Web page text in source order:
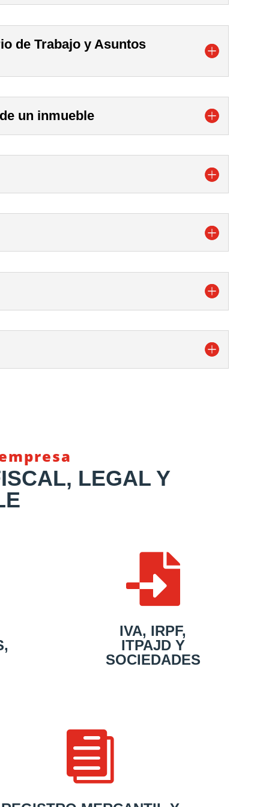
de Trabajo y Asuntos
un inmueble
LEGAL Y

IVA, IRPF,
ITPAJD Y
SOCIEDADES
